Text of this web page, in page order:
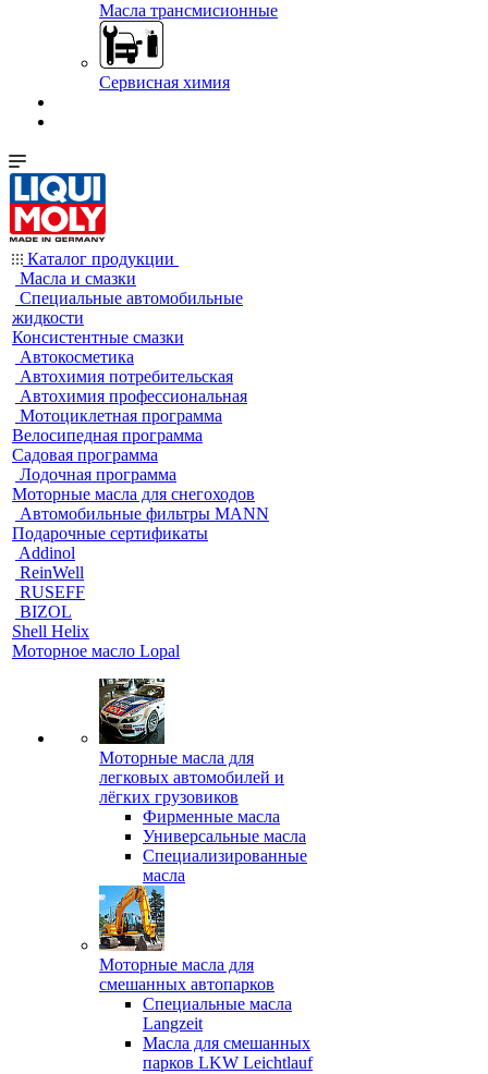
Масла трансмисионные
Сервисная химия
Каталог продукции
Масла и смазки
Специальные автомобильные
жидкости
Консистентные смазки
Автокосметика
Автохимия потребительская
Автохимия профессиональная
Мотоциклетная программа
Велосипедная программа
Садовая программа
Лодочная программа
Моторные масла для снегоходов
Автомобильные фильтры MANN
Подарочные сертификаты
Addinol
ReinWell
RUSEFF
BIZOL
Shell Helix
Моторное масло Lopal
Моторные масла для
легковых автомобилей и
лёгких грузовиков
Фирменные масла
Универсальные масла
Специализированные
масла
Моторные масла для
смешанных автопарков
Специальные масла
Langzeit
Масла для смешанных
парков LKW Leichtlauf